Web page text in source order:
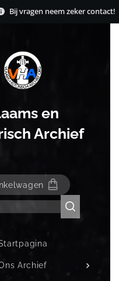
Bij vragen neem zeker contact!
en
Archief
Archief